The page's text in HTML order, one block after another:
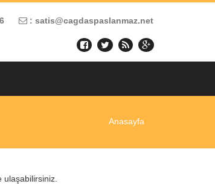
: satis@cagdaspaslanmaz.net
Anasayfa
ulaşabilirsiniz.